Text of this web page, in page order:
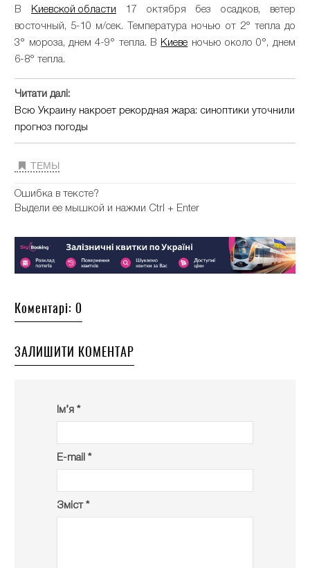
В Киевской области 17 октября без осадков, ветер
восточный, 5-10 м/сек. Температура ночью от 2° тепла до
3° мороза, днем 4-9° тепла. В Киеве ночью около 0°, днем
6-8° тепла.
Читати далі:
Всю Украину накроет рекордная жара: синоптики уточнили
прогноз погоды
ТЕМЫ
Ошибка в тексте?
Выдели ее мышкой и нажми Ctrl + Enter
Коментарі: 0
ЗАЛИШИТИ КОМЕНТАР
Ім’я *
E-mail *
Зміст *